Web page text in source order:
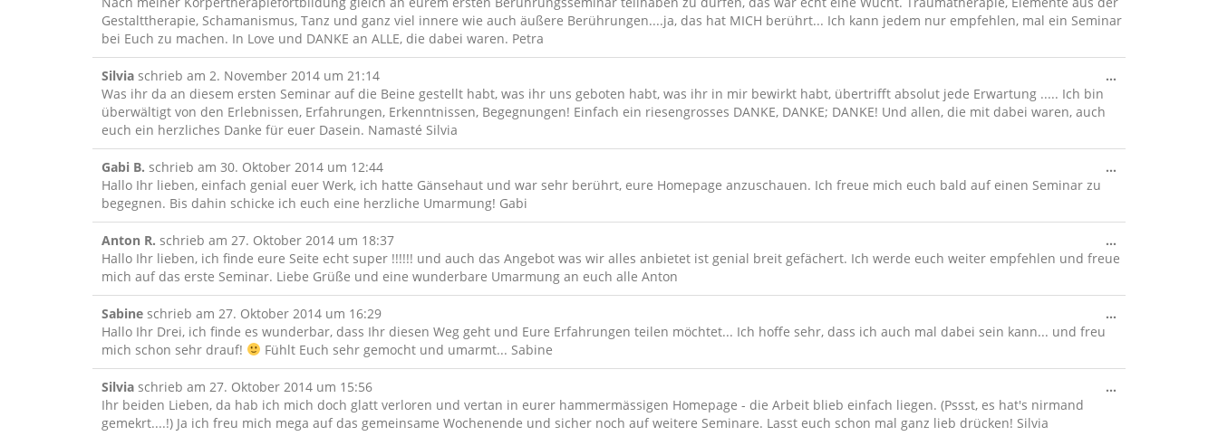
Gestalttherapie, Schamanismus, Tanz und ganz viel innere wie auch äußere Berührungen....ja, das hat MICH berührt... Ich kann jedem nur empfehlen, mal ein Seminar
bei Euch zu machen. In Love und DANKE an ALLE, die dabei waren. Petra
ein-/
Silvia schrieb am 2. November 2014 um 21:14
Was ihr da an diesem ersten Seminar auf die Beine gestellt habt, was ihr uns geboten habt, was ihr in mir bewirkt habt, übertrifft absolut jede Erwartung ..... Ich bin
überwältigt von den Erlebnissen, Erfahrungen, Erkenntnissen, Begegnungen! Einfach ein riesengrosses DANKE, DANKE; DANKE! Und allen, die mit dabei waren, auch
euch ein herzliches Danke für euer Dasein. Namasté Silvia
...
Gabi B. schrieb am 30. Oktober 2014 um 12:44
Hallo Ihr lieben, einfach genial euer Werk, ich hatte Gänsehaut und war sehr berührt, eure Homepage anzuschauen. Ich freue mich euch bald auf einen Seminar zu
begegnen. Bis dahin schicke ich euch eine herzliche Umarmung! Gabi
...
Anton R. schrieb am 27. Oktober 2014 um 18:37
Hallo Ihr lieben, ich finde eure Seite echt super !!!!!! und auch das Angebot was wir alles anbietet ist genial breit gefächert. Ich werde euch weiter empfehlen und freue
mich auf das erste Seminar. Liebe Grüße und eine wunderbare Umarmung an euch alle Anton
...
Metabox
Sabine schrieb am 27. Oktober 2014 um 16:29
Hallo Ihr Drei, ich finde es wunderbar, dass Ihr diesen Weg geht und Eure Erfahrungen teilen möchtet... Ich hoffe sehr, dass ich auch mal dabei sein kann... und freu
mich schon sehr drauf!
Fühlt Euch sehr gemocht und umarmt... Sabine
...
Silvia schrieb am 27. Oktober 2014 um 15:56
Ihr beiden Lieben, da hab ich mich doch glatt verloren und vertan in eurer hammermässigen Homepage - die Arbeit blieb einfach liegen. (Pssst, es hat's nirmand
gemekrt....!) Ja ich freu mich mega auf das gemeinsame Wochenende und sicher noch auf weitere Seminare. Lasst euch schon mal ganz lieb drücken! Silvia
...